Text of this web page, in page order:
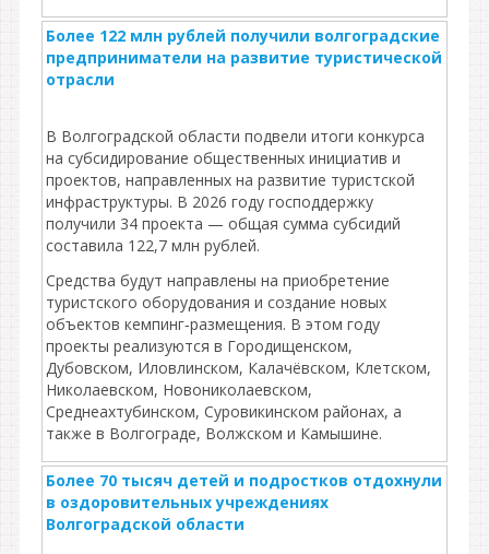
Более 122 млн рублей получили волгоградские
предприниматели на развитие туристической
отрасли
В Волгоградской области подвели итоги конкурса
на субсидирование общественных инициатив и
проектов, направленных на развитие туристской
инфраструктуры. В 2026 году господдержку
получили 34 проекта — общая сумма субсидий
составила 122,7 млн рублей.
Средства будут направлены на приобретение
туристского оборудования и создание новых
объектов кемпинг‑размещения. В этом году
проекты реализуются в Городищенском,
Дубовском, Иловлинском, Калачёвском, Клетском,
Николаевском, Новониколаевском,
Среднеахтубинском, Суровикинском районах, а
также в Волгограде, Волжском и Камышине.
Более 70 тысяч детей и подростков отдохнули
в оздоровительных учреждениях
Волгоградской области